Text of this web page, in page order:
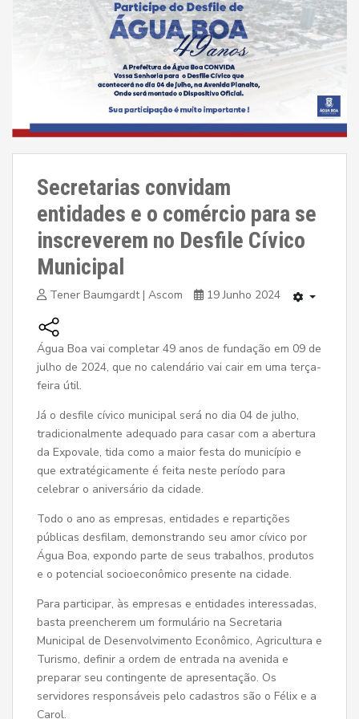
Secretarias convidam
entidades e o comércio para se
inscreverem no Desfile Cívico
Municipal
Tener Baumgardt | Ascom 19 Junho 2024
Água Boa vai completar 49 anos de fundação em 09 de
julho de 2024, que no calendário vai cair em uma terça-
feira útil.
Já o desfile cívico municipal será no dia 04 de julho,
tradicionalmente adequado para casar com a abertura
da Expovale, tida como a maior festa do município e
que extratégicamente é feita neste período para
celebrar o aniversário da cidade.
Todo o ano as empresas, entidades e repartições
públicas desfilam, demonstrando seu amor cívico por
Água Boa, expondo parte de seus trabalhos, produtos
e o potencial socioeconômico presente na cidade.
Para participar, às empresas e entidades interessadas,
basta preencherem um formulário na Secretaria
Municipal de Desenvolvimento Econômico, Agricultura e
Turismo, definir a ordem de entrada na avenida e
preparar seu contingente de apresentação. Os
servidores responsáveis pelo cadastros são o Félix e a
Carol.